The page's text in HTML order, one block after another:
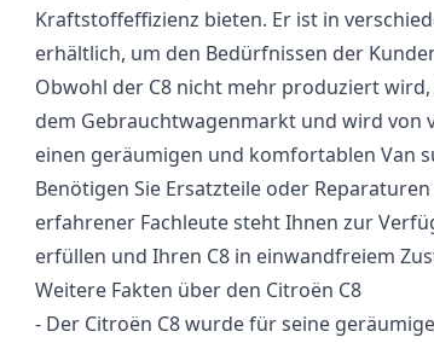
Kraftstoffeffizienz bieten. Er ist in
erhältlich, um den Bedürfnissen der
Obwohl der C8 nicht mehr produziert
dem Gebrauchtwagenmarkt und wird von
einen geräumigen und komfortablen Van
Benötigen Sie Ersatzteile oder
erfahrener Fachleute steht Ihnen zur
erfüllen und Ihren C8 in einwandfreiem
Weitere Fakten über den Citroën C8
- Der Citroën C8 wurde für seine